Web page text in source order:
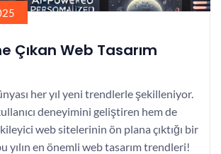
Çıkan Web Tasarım
her yıl yeni trendlerle şekilleniyor.
deneyimini geliştiren hem de
web sitelerinin ön plana çıktığı bir
yılın en önemli web tasarım trendleri!